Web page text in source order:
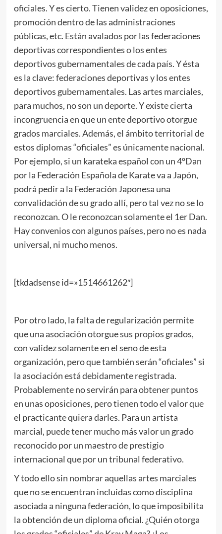
oficiales. Y es cierto. Tienen validez en oposiciones,
promoción dentro de las administraciones
públicas, etc. Están avalados por las federaciones
deportivas correspondientes o los entes
deportivos gubernamentales de cada país. Y ésta
es la clave: federaciones deportivas y los entes
deportivos gubernamentales. Las artes marciales,
para muchos, no son un deporte. Y existe cierta
incongruencia en que un ente deportivo otorgue
grados marciales. Además, el ámbito territorial de
estos diplomas “oficiales” es únicamente nacional.
Por ejemplo, si un karateka español con un 4ºDan
por la Federación Española de Karate va a Japón,
podrá pedir a la Federación Japonesa una
convalidación de su grado allí, pero tal vez no se lo
reconozcan. O le reconozcan solamente el 1er Dan.
Hay convenios con algunos países, pero no es nada
universal, ni mucho menos.
[tkdadsense id=»1514661262″]
Por otro lado, la falta de regularización permite
que una asociación otorgue sus propios grados,
con validez solamente en el seno de esta
organización, pero que también serán “oficiales” si
la asociación está debidamente registrada.
Probablemente no servirán para obtener puntos
en unas oposiciones, pero tienen todo el valor que
el practicante quiera darles. Para un artista
marcial, puede tener mucho más valor un grado
reconocido por un maestro de prestigio
internacional que por un tribunal federativo.
Y todo ello sin nombrar aquellas artes marciales
que no se encuentran incluidas como disciplina
asociada a ninguna federación, lo que imposibilita
la obtención de un diploma oficial. ¿Quién otorga